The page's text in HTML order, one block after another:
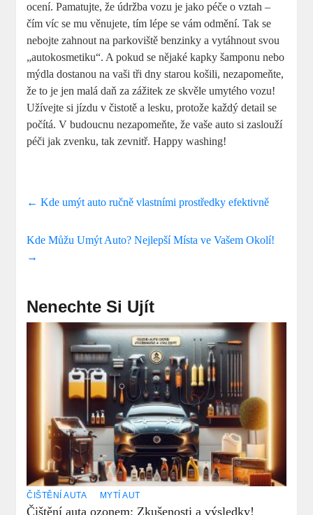
ocení. Pamatujte, že údržba vozu je jako péče o vztah –
čím víc se mu věnujete, tím lépe se vám odmění. Tak se
nebojte zahnout na parkoviště benzinky a vytáhnout svou
„autokosmetiku“. A pokud se nějaké kapky šamponu nebo
mýdla dostanou na vaši tři dny starou košili, nezapomeňte,
že to je jen malá daň za zážitek ze skvěle umytého vozu!
Užívejte si jízdu v čistotě a lesku, protože každý detail se
počítá. V budoucnu nezapomeňte, že vaše auto si zaslouží
péči jak zvenku, tak zevnitř. Happy washing!
← Kde umýt auto ručně vlastními prostředky efektivně
Kde Můžu Umýt Auto? Nejlepší Místa ve Vašem Okolí!
→
Nenechte Si Ujít
ČIŠTĚNÍ AUTA MYTÍ AUT
Čištění auta ozonem: Zkušenosti a výsledky!